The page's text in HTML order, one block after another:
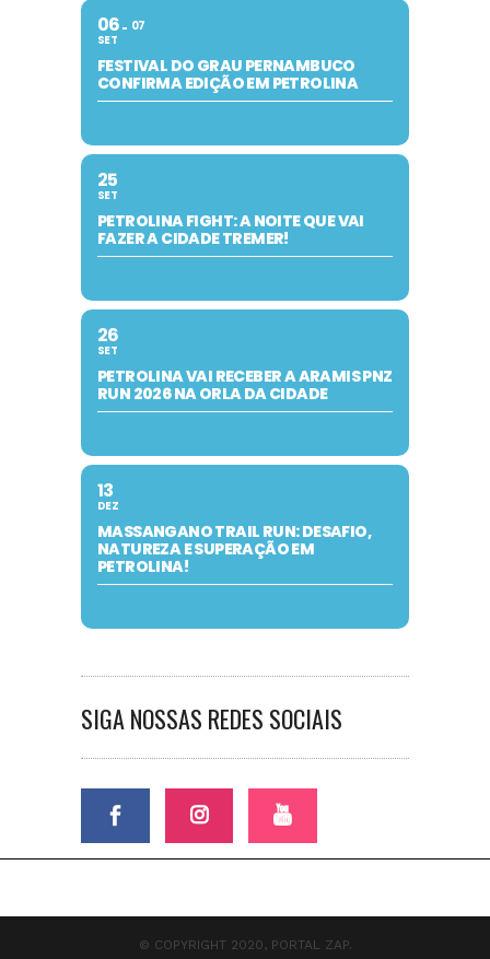
06
SET
07
FESTIVAL DO GRAU PERNAMBUCO
CONFIRMA EDIÇÃO EM PETROLINA
25
SET
PETROLINA FIGHT: A NOITE QUE VAI
FAZER A CIDADE TREMER!
26
SET
PETROLINA VAI RECEBER A ARAMIS PNZ
RUN 2026 NA ORLA DA CIDADE
13
DEZ
MASSANGANO TRAIL RUN: DESAFIO,
NATUREZA E SUPERAÇÃO EM
PETROLINA!
SIGA NOSSAS REDES SOCIAIS
© COPYRIGHT 2020, PORTAL ZAP.